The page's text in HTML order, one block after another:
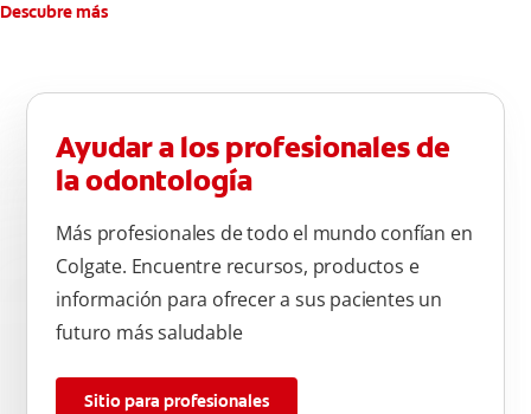
Descubre más
Ayudar a los profesionales de
la odontología
Más profesionales de todo el mundo confían en
Colgate. Encuentre recursos, productos e
información para ofrecer a sus pacientes un
futuro más saludable
Sitio para profesionales